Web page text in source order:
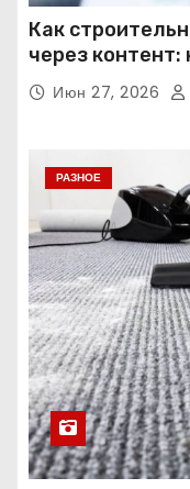
Как
через контент:
Июн 27, 2026
РАЗНОЕ